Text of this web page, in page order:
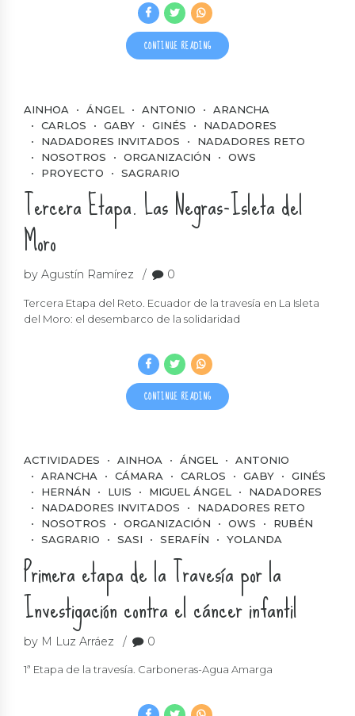
CONTINUE READING
AINHOA ÁNGEL ANTONIO
ARANCHA
CARLOS
GABY GINÉS
NADADORES
NADADORES INVITADOS
NADADORES RETO
NOSOTROS
ORGANIZACIÓN
OWS
PROYECTO
SAGRARIO
Tercera Etapa. Las Negras-Isleta del
Moro
by Agustín Ramírez 0
Tercera Etapa del Reto. Ecuador de la travesía en La Isleta
del Moro: el desembarco de la solidaridad
CONTINUE READING
ACTIVIDADES AINHOA ÁNGEL
ANTONIO
ARANCHA
CÁMARA CARLOS GABY
GINÉS
HERNÁN
LUIS MIGUEL ÁNGEL
NADADORES
NADADORES INVITADOS
NADADORES RETO
NOSOTROS
ORGANIZACIÓN OWS
RUBÉN
SAGRARIO
SASI SERAFÍN YOLANDA
Primera etapa de la Travesía por la
Investigación contra el cáncer infantil
by M Luz Arráez 0
1ª Etapa de la travesía. Carboneras-Agua Amarga